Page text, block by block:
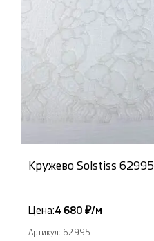
Кружево Solstiss 62995
Цена:4 680 ₽/м
Артикул: 62995